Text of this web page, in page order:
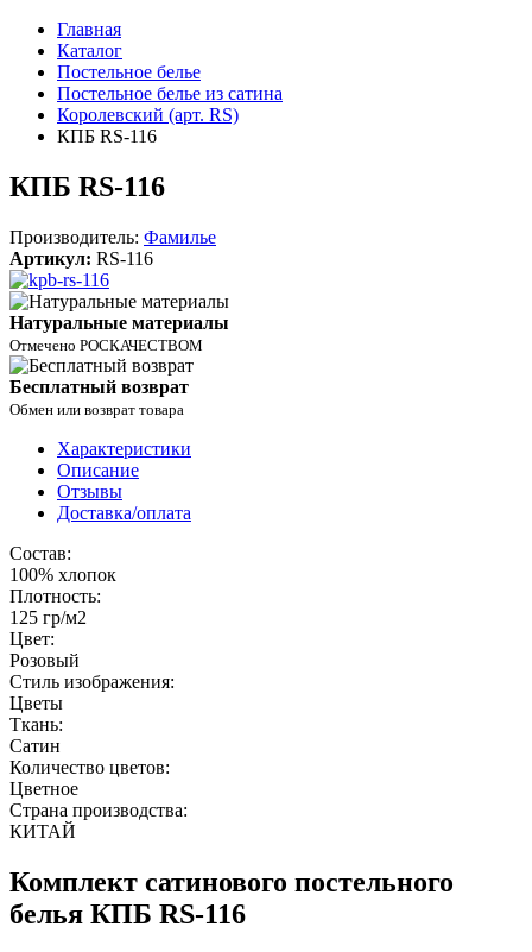
Главная
Каталог
Постельное белье
Постельное белье из сатина
Королевский (арт. RS)
КПБ RS-116
КПБ RS-116
Производитель: Фамилье
Артикул: RS-116
Натуральные материалы
Отмечено РОСКАЧЕСТВОМ
Бесплатный возврат
Обмен или возврат товара
Характеристики
Описание
Отзывы
Доставка/оплата
Состав:
100% хлопок
Плотность:
125 гр/м2
Цвет:
Розовый
Стиль изображения:
Цветы
Ткань:
Сатин
Количество цветов:
Цветное
Страна производства:
КИТАЙ
Комплект сатинового постельного
белья КПБ RS-116